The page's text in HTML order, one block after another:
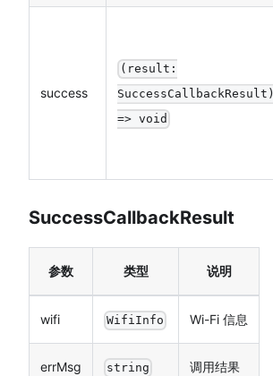
success
(result:
SuccessCallbackResult)
=> void
SuccessCallbackResult
参数 类型 说明
wifi WifiInfo Wi-Fi 信息
errMsg string 调用结果